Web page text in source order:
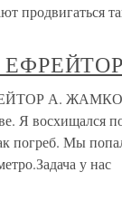
продвигаться
А. ЖАМКОВ
Я восхищался
погреб. Мы
у нас